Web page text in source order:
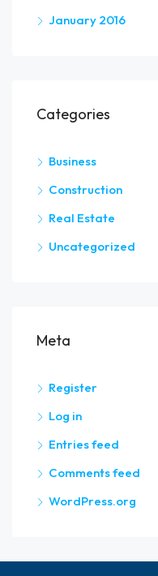
January 2016
Categories
Business
Construction
Real Estate
Uncategorized
Meta
Register
Log in
Entries feed
Comments feed
WordPress.org